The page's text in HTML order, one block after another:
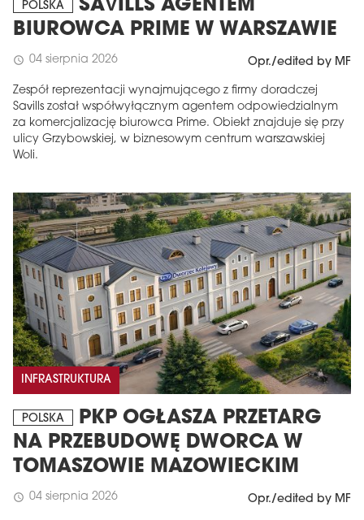
POLSKA
SAVILLS AGENTEM
BIUROWCA PRIME W WARSZAWIE
schedule 04 sierpnia 2026 Opr./edited by MF
Zespół reprezentacji wynajmującego z firmy doradczej
Savills został współwyłącznym agentem odpowiedzialnym
za komercjalizację biurowca Prime. Obiekt znajduje się przy
ulicy Grzybowskiej, w biznesowym centrum warszawskiej
Woli.
INFRASTRUKTURA
POLSKA
PKP OGŁASZA PRZETARG
NA PRZEBUDOWĘ DWORCA W
TOMASZOWIE MAZOWIECKIM
schedule 04 sierpnia 2026 Opr./edited by MF